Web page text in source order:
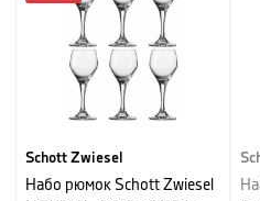
Schott Zwiesel
Набо рюмок Schott Zwiesel